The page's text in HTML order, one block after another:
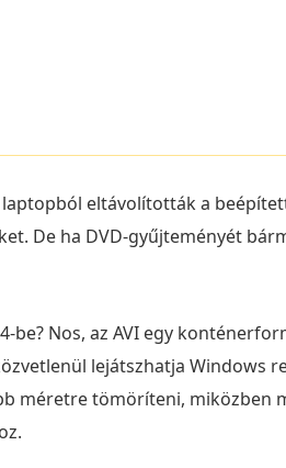
eltávolították a
De ha DVD-gyűjteményét
Nos, az AVI egy
lejátszhatja Windows
méretre tömöríteni, miközben